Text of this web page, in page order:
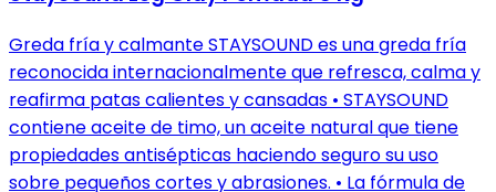
Greda fría y calmante STAYSOUND es una greda fría
reconocida internacionalmente que refresca, calma y
reafirma patas calientes y cansadas • STAYSOUND
contiene aceite de timo, un aceite natural que tiene
propiedades antisépticas haciendo seguro su uso
sobre pequeños cortes y abrasiones. • La fórmula de